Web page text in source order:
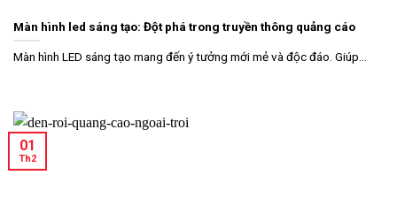
Màn hình led sáng tạo: Đột phá trong truyền thông quảng cáo
Màn hình LED sáng tạo mang đến ý tưởng mới mẻ và độc đáo. Giúp...
01
Th2